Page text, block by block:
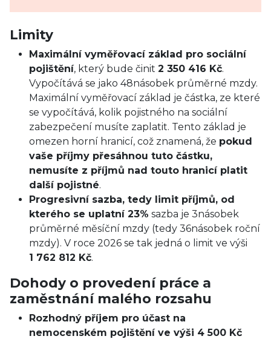
Limity
Maximální vyměřovací základ pro sociální
pojištění, který bude činit 2 350 416 Kč.
Vypočítává se jako 48násobek průměrné mzdy.
Maximální vyměřovací základ je částka, ze které
se vypočítává, kolik pojistného na sociální
zabezpečení musíte zaplatit. Tento základ je
omezen horní hranicí, což znamená, že pokud
vaše příjmy přesáhnou tuto částku,
nemusíte z příjmů nad touto hranicí platit
další pojistné.
Progresivní sazba, tedy limit příjmů, od
kterého se uplatní 23% sazba je 3násobek
průměrné měsíční mzdy (tedy 36násobek roční
mzdy). V roce 2026 se tak jedná o limit ve výši
1 762 812 Kč.
Dohody o provedení práce a
zaměstnání malého rozsahu
Rozhodný příjem pro účast na
nemocenském pojištění ve výši 4 500 Kč